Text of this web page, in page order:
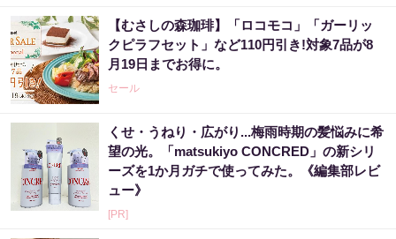
【むさしの森珈琲】「ロコモコ」「ガーリッ
クピラフセット」など110円引き!対象7品が8
月19日までお得に。
セール
くせ・うねり・広がり...梅雨時期の髪悩みに希
望の光。「matsukiyo CONCRED」の新シリ
ーズを1か月ガチで使ってみた。《編集部レビ
ュー》
[PR]